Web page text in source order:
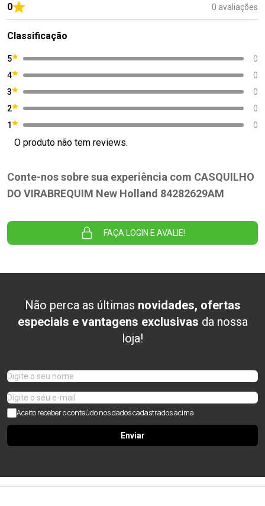
0 0 avaliações
Classificação
5
0
4
0
3
0
2
0
1
0
O produto não tem reviews.
Conte-nos sobre sua experiência com CASQUILHO
DO VIRABREQUIM New Holland 84282629AM
FAÇA LOGIN E AVALIE!
Não perca as últimas novidades, ofertas
especiais e vantagens exclusivas da nossa
loja!
Aceito receber o conteúdo nos dados cadastrados acima
Enviar